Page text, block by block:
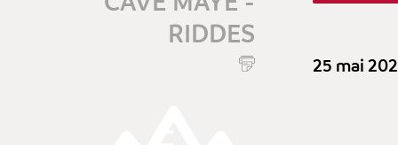
RIDDES
25 mai